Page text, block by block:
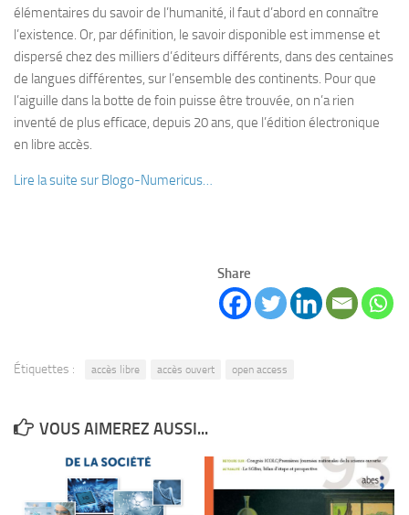
élémen­taires du savoir de l’humanité, il faut d’abord en connaître
l’existence. Or, par défi­ni­tion, le savoir dis­po­nible est immense et
dis­persé chez des mil­liers d’éditeurs dif­fé­rents, dans des cen­taines
de langues dif­fé­rentes, sur l’ensemble des conti­nents. Pour que
l’aiguille dans la botte de foin puisse être trou­vée, on n’a rien
inventé de plus effi­cace, depuis 20 ans, que l’édition élec­tro­nique
en libre accès.
Lire la suite sur Blogo-Numericus…
Share
Étiquettes : accès libre accès ouvert open access
VOUS AIMEREZ AUSSI...